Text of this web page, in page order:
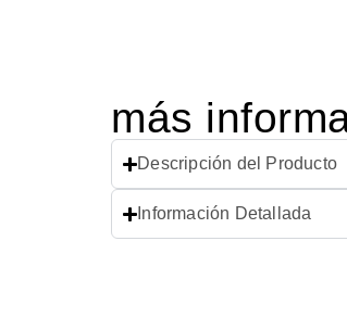
más
Descripción del Producto
Información Detallada